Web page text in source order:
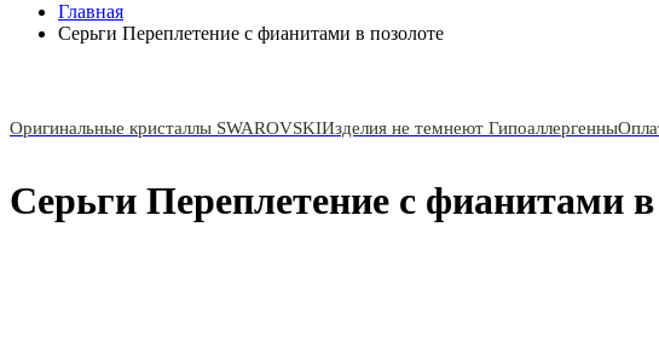
Главная
Серьги Переплетение с фианитами в позолоте
Оригинальные кристаллы SWAROVSKIИзделия не темнеют Гипоаллергенны
Серьги Переплетение с фианитами в